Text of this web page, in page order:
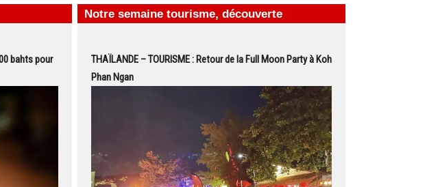
bahts pour
Notre semaine tourisme, découverte
THAÏLANDE – TOURISME : Retour de la Full Moon Party à Koh
Phan Ngan